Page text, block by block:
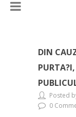
DIN
Posted
0